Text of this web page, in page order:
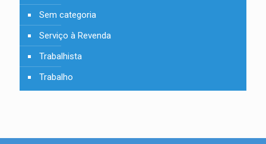
Sem categoria
Serviço à Revenda
Trabalhista
Trabalho